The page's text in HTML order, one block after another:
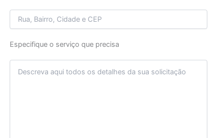
Especifique o serviço que precisa